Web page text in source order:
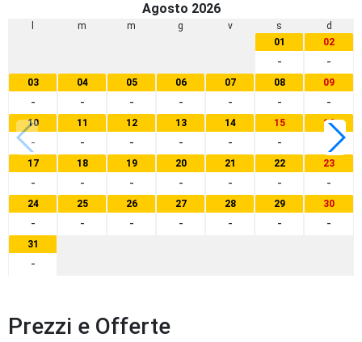
Agosto 2026
m m g v s
d
01
-
02
-
03
-
04
-
05
-
06
-
07
-
08
-
09
-
10
-
11
-
12
-
13
-
14
-
15
-
16
17
-
18
-
19
-
20
-
21
-
22
-
23
-
24
-
25
-
26
-
27
-
28
-
29
-
30
-
31
-
Prezzi e Offerte